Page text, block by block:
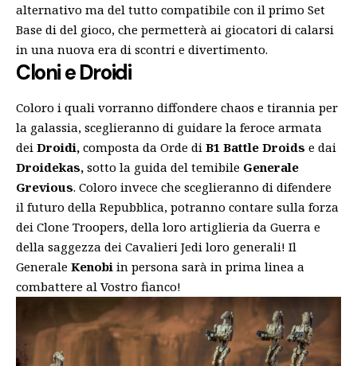
alternativo ma del tutto compatibile con il primo Set
Base di del gioco, che permetterà ai giocatori di calarsi
in una nuova era di scontri e divertimento.
Cloni e Droidi
Coloro i quali vorranno diffondere chaos e tirannia per
la galassia, sceglieranno di guidare la feroce armata
dei Droidi, composta da Orde di B1 Battle Droids e dai
Droidekas, sotto la guida del temibile Generale
Grevious. Coloro invece che sceglieranno di difendere
il futuro della Repubblica, potranno contare sulla forza
dei Clone Troopers, della loro artiglieria da Guerra e
della saggezza dei Cavalieri Jedi loro generali! Il
Generale Kenobi in persona sarà in prima linea a
combattere al Vostro fianco!